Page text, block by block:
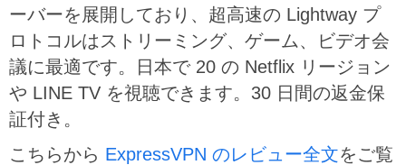
ーバーを展開しており、超高速の Lightway プ
ロトコルはストリーミング、ゲーム、ビデオ会
議に最適です。日本で 20 の Netflix リージョン
や LINE TV を視聴できます。30 日間の返金保
証付き。
こちらから ExpressVPN のレビュー全文をご覧